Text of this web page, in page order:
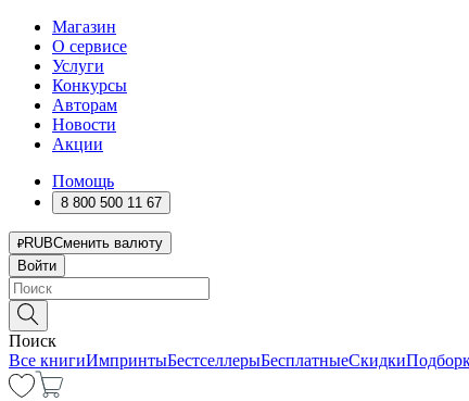
Магазин
О сервисе
Услуги
Конкурсы
Авторам
Новости
Акции
Помощь
8 800 500 11 67
RUBСменить валюту
Войти
Поиск
Все книгиИмпринтыБестселлерыБесплатныеСкидки